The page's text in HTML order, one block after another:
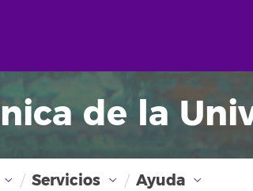
de la
Servicios Ayuda